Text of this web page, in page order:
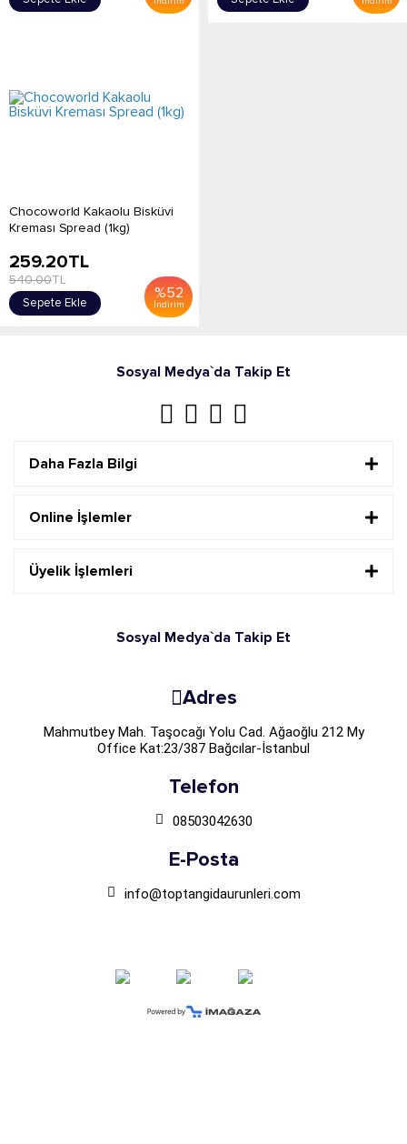
Chocoworld Kakaolu Bisküvi
Kreması Spread (1kg)
%52
İndirim
259.20TL
540.00TL
Sepete Ekle
Sosyal Medya`da Takip Et
Daha Fazla Bilgi
Online İşlemler
Üyelik İşlemleri
Sosyal Medya`da Takip Et
Adres
Mahmutbey Mah. Taşocağı Yolu Cad. Ağaoğlu 212 My
Office Kat:23/387 Bağcılar-İstanbul
Telefon
08503042630
E-Posta
info@toptangidaurunleri.com